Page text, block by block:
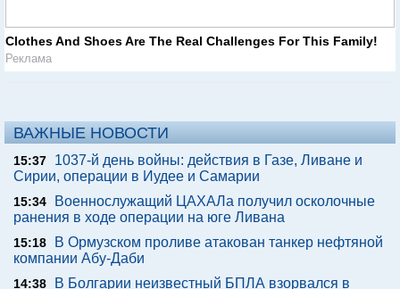
Clothes And Shoes Are The Real Challenges For This Family!
Реклама
ВАЖНЫЕ НОВОСТИ
15:37
1037-й день войны: действия в Газе, Ливане и
Сирии, операции в Иудее и Самарии
15:34
Военнослужащий ЦАХАЛа получил осколочные
ранения в ходе операции на юге Ливана
15:18
В Ормузском проливе атакован танкер нефтяной
компании Абу-Даби
14:38
В Болгарии неизвестный БПЛА взорвался в